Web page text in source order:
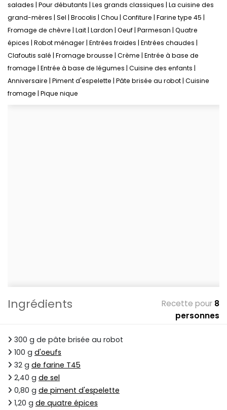
salades Pour débutants Les grands classiques La cuisine des
grand-mères Sel Brocolis Chou Confiture Farine type 45
Fromage de chèvre Lait Lardon Oeuf Parmesan Quatre
épices Robot ménager Entrées froides Entrées chaudes
Clafoutis salé Fromage brousse Crème Entrée à base de
fromage Entrée à base de légumes Cuisine des enfants
Anniversaire Piment d'espelette Pâte brisée au robot Cuisine
fromage Pique nique
Ingrédients Recette pour 8
personnes
300 g de pâte brisée au robot
100 g d'oeufs
32 g de farine T45
2,40 g de sel
0,80 g de piment d'espelette
1,20 g de quatre épices